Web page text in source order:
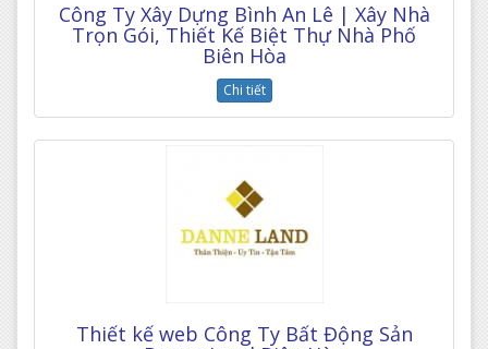
Công Ty Xây Dựng Bình An Lê | Xây Nhà
Trọn Gói, Thiết Kế Biệt Thự Nhà Phố
Biên Hòa
Chi tiết
Thiết kế web Công Ty Bất Động Sản